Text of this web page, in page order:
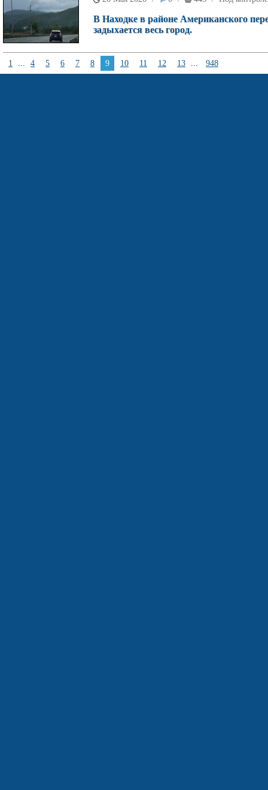
В Находке в районе Американского
задыхается весь город.
1 ... 4 5 6 7 8 9 10 11 12 13 ... 948